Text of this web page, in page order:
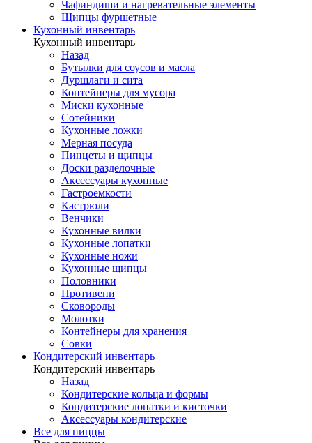
Чафиндиши и нагревательные элементы
Щипцы фуршетные
Кухонный инвентарь
Кухонный инвентарь
Назад
Бутылки для соусов и масла
Дуршлаги и сита
Контейнеры для мусора
Миски кухонные
Сотейники
Кухонные ложки
Мерная посуда
Пинцеты и щипцы
Доски разделочные
Аксессуары кухонные
Гастроемкости
Кастрюли
Венчики
Кухонные вилки
Кухонные лопатки
Кухонные ножи
Кухонные щипцы
Половники
Противени
Сковороды
Молотки
Контейнеры для хранения
Совки
Кондитерский инвентарь
Кондитерский инвентарь
Назад
Кондитерские кольца и формы
Кондитерские лопатки и кисточки
Аксессуары кондитерские
Все для пиццы